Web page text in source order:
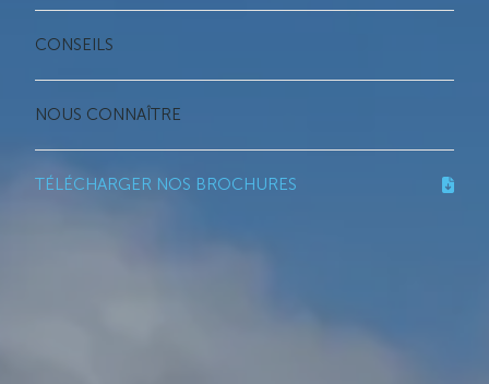
CONSEILS
NOUS CONNAÎTRE
TÉLÉCHARGER NOS BROCHURES